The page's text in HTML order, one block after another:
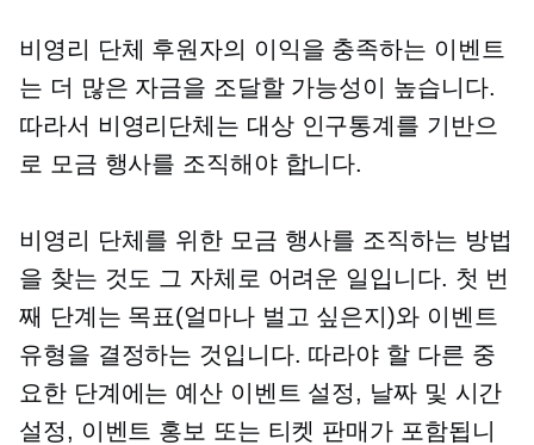
비영리 단체 후원자의 이익을 충족하는 이벤트
는 더 많은 자금을 조달할 가능성이 높습니다.
따라서 비영리단체는 대상 인구통계를 기반으
로 모금 행사를 조직해야 합니다.
비영리 단체를 위한 모금 행사를 조직하는 방법
을 찾는 것도 그 자체로 어려운 일입니다. 첫 번
째 단계는 목표(얼마나 벌고 싶은지)와 이벤트
유형을 결정하는 것입니다. 따라야 할 다른 중
요한 단계에는 예산 이벤트 설정, 날짜 및 시간
설정, 이벤트 홍보 또는 티켓 판매가 포함됩니